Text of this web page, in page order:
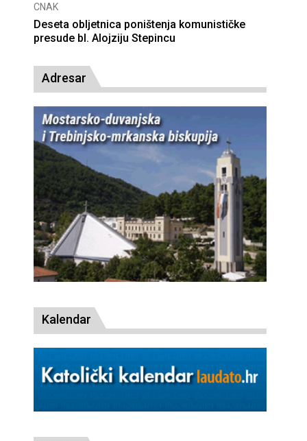
CNAK
Deseta obljetnica poništenja komunističke
presude bl. Alojziju Stepincu
Adresar
Kalendar